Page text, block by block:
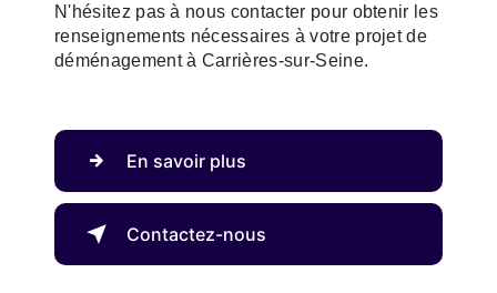
N'hésitez pas à nous contacter pour obtenir les
renseignements nécessaires à votre projet de
déménagement à Carrières-sur-Seine.
En savoir plus
Contactez-nous